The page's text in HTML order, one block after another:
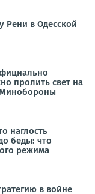
Рени в Одесской
пролить свет на
Минобороны
наглость
беды: что
режима
в войне